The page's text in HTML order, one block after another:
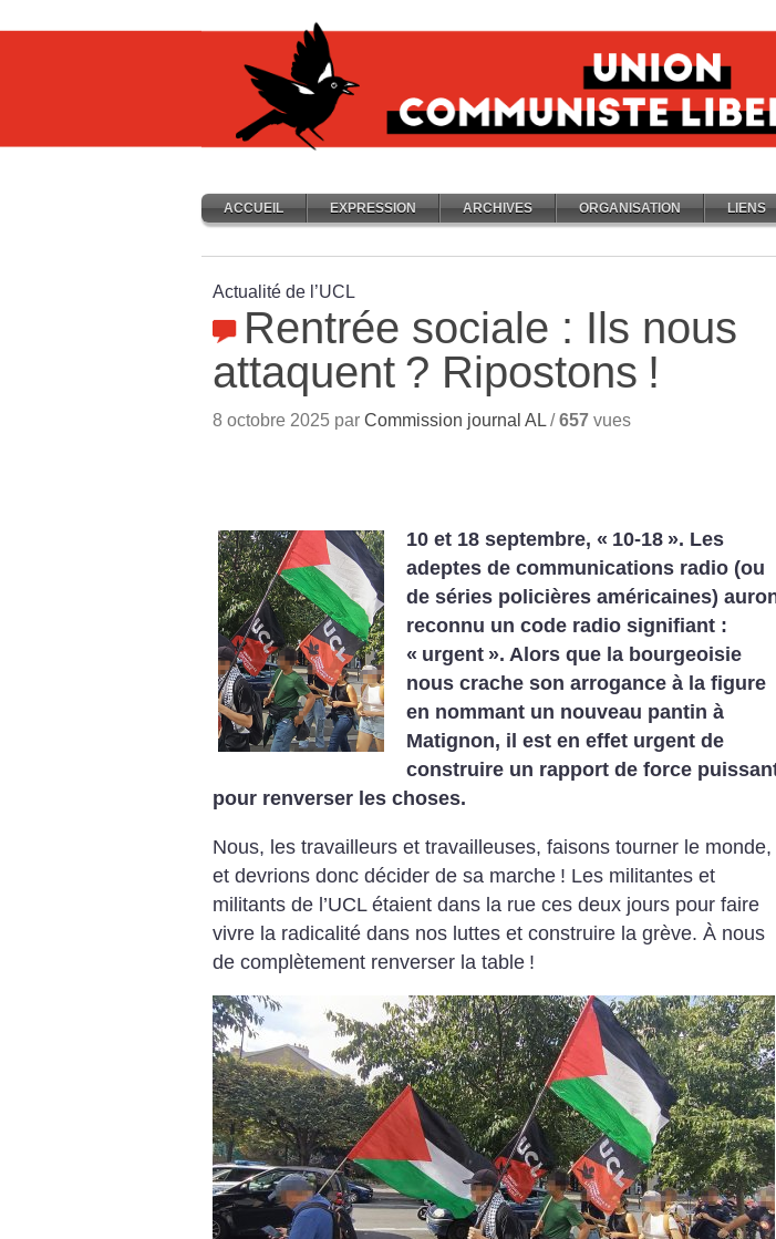
ACCUEIL EXPRESSION ARCHIVES ORGANISATION LIENS
Actualité de l’UCL
Rentrée sociale : Ils nous
attaquent ? Ripostons !
8 octobre 2025 par Commission journal AL /657 vues
10 et 18 septembre, « 10-18 ». Les
adeptes de communications radio (ou
de séries policières américaines)
reconnu un code radio signifiant :
« urgent ». Alors que la bourgeoisie
nous crache son arrogance à la figure
en nommant un nouveau pantin à
Matignon, il est en effet urgent de
construire un rapport de force
pour renverser les choses.
Nous, les travailleurs et travailleuses, faisons tourner le monde,
et devrions donc décider de sa marche ! Les militantes et
militants de l’UCL étaient dans la rue ces deux jours pour faire
vivre la radicalité dans nos luttes et construire la grève. À nous
de complètement renverser la table !